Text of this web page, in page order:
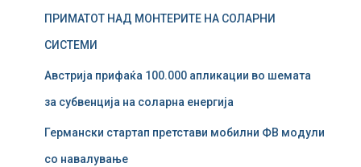
ПРИМАТОТ НАД МОНТЕРИТЕ НА СОЛАРНИ
СИСТЕМИ
Австрија прифаќа 100.000 апликации во шемата
за субвенција на соларна енергија
Германски стартап претстави мобилни ФВ модули
со навалување